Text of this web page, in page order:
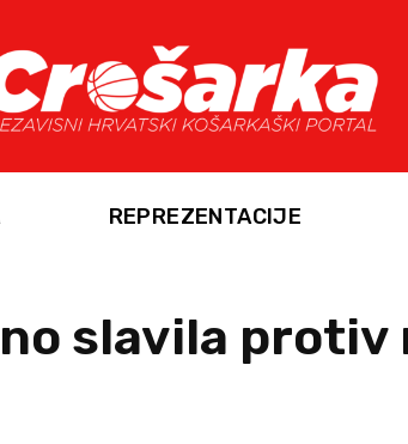
REPREZENTACIJE
slavila protiv